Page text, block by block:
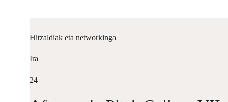
Hitzaldiak eta networkinga
Ira
24